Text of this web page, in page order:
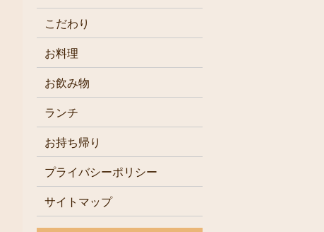
こだわり
お料理
お飲み物
ランチ
お持ち帰り
プライバシーポリシー
サイトマップ